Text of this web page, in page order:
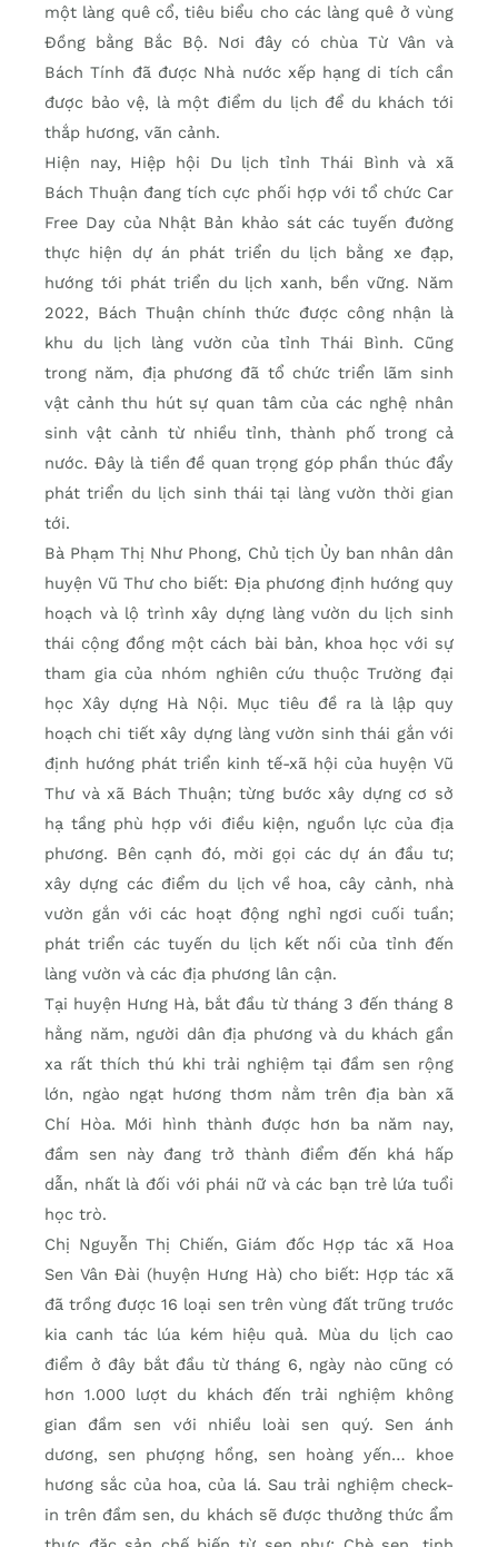
một làng quê cổ, tiêu biểu cho các làng quê ở vùng
Đồng bằng Bắc Bộ. Nơi đây có chùa Từ Vân và
Bách Tính đã được Nhà nước xếp hạng di tích cần
được bảo vệ, là một điểm du lịch để du khách tới
thắp hương, vãn cảnh.
Hiện nay, Hiệp hội Du lịch tỉnh Thái Bình và xã
Bách Thuận đang tích cực phối hợp với tổ chức Car
Free Day của Nhật Bản khảo sát các tuyến đường
thực hiện dự án phát triển du lịch bằng xe đạp,
hướng tới phát triển du lịch xanh, bền vững. Năm
2022, Bách Thuận chính thức được công nhận là
khu du lịch làng vườn của tỉnh Thái Bình. Cũng
trong năm, địa phương đã tổ chức triển lãm sinh
vật cảnh thu hút sự quan tâm của các nghệ nhân
sinh vật cảnh từ nhiều tỉnh, thành phố trong cả
nước. Đây là tiền đề quan trọng góp phần thúc đẩy
phát triển du lịch sinh thái tại làng vườn thời gian
tới.
Bà Phạm Thị Như Phong, Chủ tịch Ủy ban nhân dân
huyện Vũ Thư cho biết: Địa phương định hướng quy
hoạch và lộ trình xây dựng làng vườn du lịch sinh
thái cộng đồng một cách bài bản, khoa học với sự
tham gia của nhóm nghiên cứu thuộc Trường đại
học Xây dựng Hà Nội. Mục tiêu đề ra là lập quy
hoạch chi tiết xây dựng làng vườn sinh thái gắn với
định hướng phát triển kinh tế-xã hội của huyện Vũ
Thư và xã Bách Thuận; từng bước xây dựng cơ sở
hạ tầng phù hợp với điều kiện, nguồn lực của địa
phương. Bên cạnh đó, mời gọi các dự án đầu tư;
xây dựng các điểm du lịch về hoa, cây cảnh, nhà
vườn gắn với các hoạt động nghỉ ngơi cuối tuần;
phát triển các tuyến du lịch kết nối của tỉnh đến
làng vườn và các địa phương lân cận.
Tại huyện Hưng Hà, bắt đầu từ tháng 3 đến tháng 8
hằng năm, người dân địa phương và du khách gần
xa rất thích thú khi trải nghiệm tại đầm sen rộng
lớn, ngào ngạt hương thơm nằm trên địa bàn xã
Chí Hòa. Mới hình thành được hơn ba năm nay,
đầm sen này đang trở thành điểm đến khá hấp
dẫn, nhất là đối với phái nữ và các bạn trẻ lứa tuổi
học trò.
Chị Nguyễn Thị Chiến, Giám đốc Hợp tác xã Hoa
Sen Vân Đài (huyện Hưng Hà) cho biết: Hợp tác xã
đã trồng được 16 loại sen trên vùng đất trũng trước
kia canh tác lúa kém hiệu quả. Mùa du lịch cao
điểm ở đây bắt đầu từ tháng 6, ngày nào cũng có
hơn 1.000 lượt du khách đến trải nghiệm không
gian đầm sen với nhiều loài sen quý. Sen ánh
dương, sen phượng hồng, sen hoàng yến… khoe
hương sắc của hoa, của lá. Sau trải nghiệm check-
in trên đầm sen, du khách sẽ được thưởng thức ẩm